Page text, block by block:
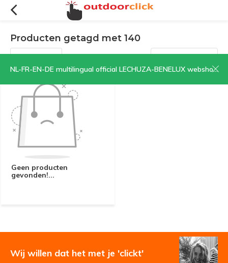
NL-FR-EN-DE multilingual official LECHUZA-BENELUX webshop | CLICK HERE NOW!
Producten getagd met 140
Filters Sorteren op:
Geen producten
gevonden!...
Wij willen dat het met je 'clickt'